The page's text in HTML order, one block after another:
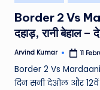
in
Border 2 Vs
दहाड़, रानी बेहाल
Posted
Arvind Kumar 11
Border 2 Vs
दिन सनी देओल और 12वें